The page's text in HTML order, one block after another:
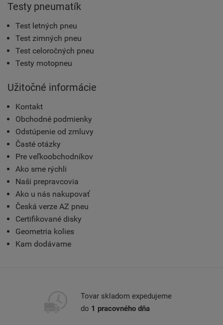
Testy pneumatík
Test letných pneu
Test zimných pneu
Test celoročných pneu
Testy motopneu
Užitočné informácie
Kontakt
Obchodné podmienky
Odstúpenie od zmluvy
Časté otázky
Pre veľkoobchodníkov
Ako sme rýchli
Naši prepravcovia
Ako u nás nakupovať
Česká verze AZ pneu
Certifikované disky
Geometria kolies
Kam dodávame
Tovar skladom expedujeme
do 1 pracovného dňa